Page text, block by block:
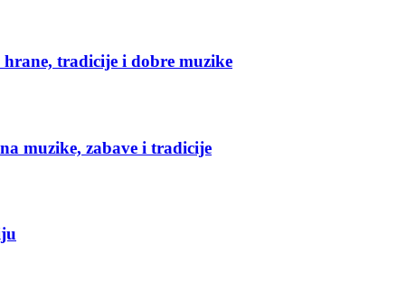
tradicije i dobre muzike
muzike, zabave i tradicije